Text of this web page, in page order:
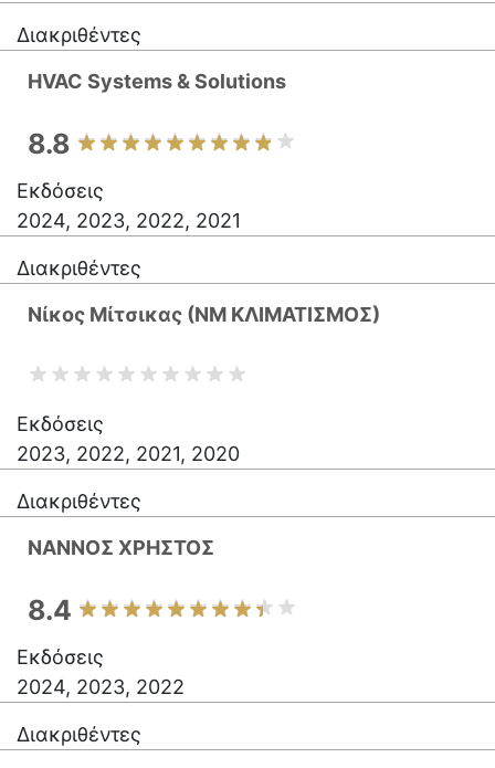
Διακριθέντες
HVAC Systems & Solutions
8.8
Εκδόσεις
2024, 2023, 2022, 2021
Διακριθέντες
Νίκος Μίτσικας (ΝΜ ΚΛΙΜΑΤΙΣΜΟΣ)
Εκδόσεις
2023, 2022, 2021, 2020
Διακριθέντες
ΝΑΝΝΟΣ ΧΡΗΣΤΟΣ
8.4
Εκδόσεις
2024, 2023, 2022
Διακριθέντες